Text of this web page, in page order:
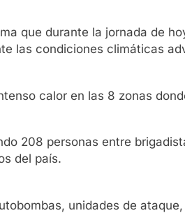
que durante la jornada de
las condiciones climáticas
calor en las 8 zonas
208 personas entre
del país.
unidades de